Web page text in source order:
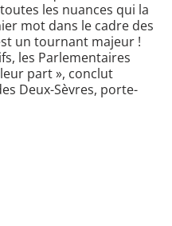
les nuances qui la
mot dans le cadre des
un tournant majeur !
les Parlementaires
part», conclut
Deux-Sèvres, porte-